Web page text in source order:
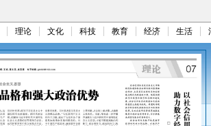
理论 文化 科技 教育 经济 生活